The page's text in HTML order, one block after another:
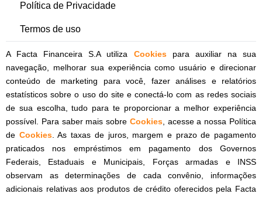
Política de Privacidade
Termos de uso
A Facta Financeira S.A utiliza Cookies
para auxiliar na sua
navegação, melhorar sua experiência como usuário e direcionar
conteúdo de marketing para você, fazer análises e relatórios
estatísticos sobre o uso do site e conectá-lo com as redes sociais
de sua escolha, tudo para te proporcionar a melhor experiência
possível. Para saber mais sobre Cookies, acesse a nossa Política
de Cookies. As taxas de juros, margem e prazo de pagamento
praticados nos empréstimos em pagamento dos Governos
Federais, Estaduais e Municipais, Forças armadas e INSS
observam as determinações de cada convênio, informações
adicionais relativas aos produtos de crédito oferecidos pela Facta